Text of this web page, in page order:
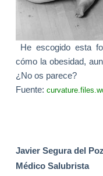
He escogido esta
cómo la obesidad,
¿No os parece?
Fuente:
Javier Segura del
Médico Salubrista